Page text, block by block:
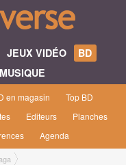
JEUX VIDÉO
BD
MUSIQUE
en magasin
Top BD
Editeurs
Planches
Agenda